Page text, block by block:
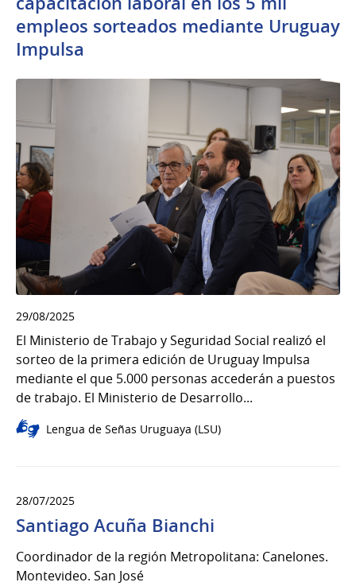
empleos sorteados mediante Uruguay
Impulsa
29/08/2025
El Ministerio de Trabajo y Seguridad Social realizó el
sorteo de la primera edición de Uruguay Impulsa
mediante el que 5.000 personas accederán a puestos
de trabajo. El Ministerio de Desarrollo...
Lengua de Señas Uruguaya (LSU)
28/07/2025
Santiago Acuña Bianchi
Coordinador de la región Metropolitana: Canelones.
Montevideo. San José